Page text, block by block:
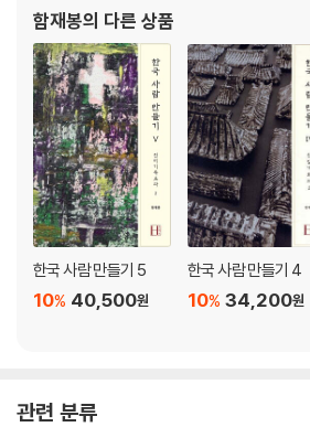
제2장 메이지 정부의 외교안보 정책
1. 「이와쿠라 사절단」의 파견 배경 235
2. 「이와쿠라 사절단」의 여정 263
3. 메이지 유신 세력의 분열과 「정한론」 274
4. 조일 관계의 뇌관(雷管): 쓰시마 279
5. 기도 다카요시의 「정한론」 288
제3장 「중화 질서」에 도전하는 일본
1. 「청일수호조약」의 체결 300
2. 「기유약조 체제」의 해체 310
3. 류큐와 대만 문제 313
3. 「사가의 난」 349
함재봉의 다른 상품
한국 사람 만들기 5
40,500원
10%
한국 사람 만들기 4
34,200원
10%
관련 분류